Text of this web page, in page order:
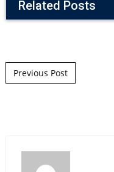
Related Posts
Post navigation
Previous Post